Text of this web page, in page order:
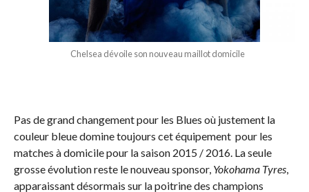
Chelsea dévoile son nouveau maillot domicile
Pas de grand changement pour les Blues où justement la
couleur bleue domine toujours cet équipement pour les
matches à domicile pour la saison 2015 / 2016. La seule
grosse évolution reste le nouveau sponsor, Yokohama Tyres,
apparaissant désormais sur la poitrine des champions